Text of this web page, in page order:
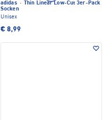
adidas ·
Thin Linear Low-Cut 3er-Pack
Socken
Unisex
€ 8,99